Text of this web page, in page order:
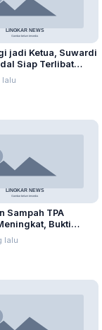
jadi Ketua, Suwardi
Siap Terlibat
untuk MBG
lalu
Sampah TPA
Bukti
Blora Peduli
lalu